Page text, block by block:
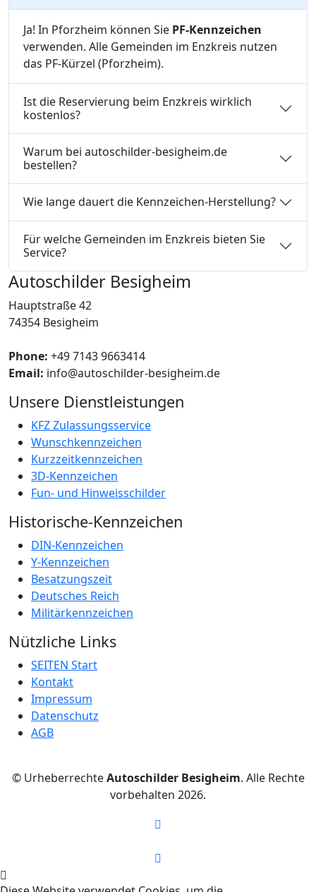
Ja! In Pforzheim können Sie PF-Kennzeichen
verwenden. Alle Gemeinden im Enzkreis nutzen
das PF-Kürzel (Pforzheim).
Ist die Reservierung beim Enzkreis wirklich
kostenlos?
Warum bei autoschilder-besigheim.de
bestellen?
Wie lange dauert die Kennzeichen-Herstellung?
Für welche Gemeinden im Enzkreis bieten Sie
Service?
Autoschilder Besigheim
Hauptstraße 42
74354 Besigheim
Phone: +49 7143 9663414
Email: info@autoschilder-besigheim.de
Unsere Dienstleistungen
KFZ Zulassungsservice
Wunschkennzeichen
Kurzzeitkennzeichen
3D-Kennzeichen
Fun- und Hinweisschilder
Historische-Kennzeichen
DIN-Kennzeichen
Y-Kennzeichen
Besatzungszeit
Deutsches Reich
Militärkennzeichen
Nützliche Links
SEITEN Start
Kontakt
Impressum
Datenschutz
AGB
© UrheberrechteAutoschilder Besigheim. Alle Rechte
vorbehalten 2026.